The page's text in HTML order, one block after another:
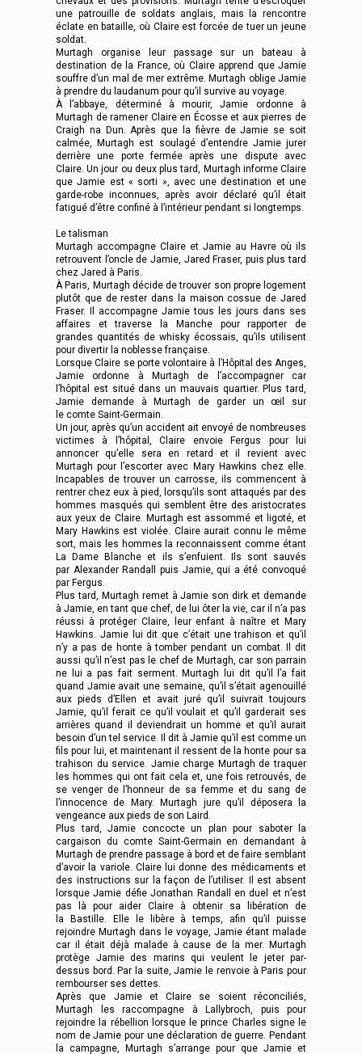
une patrouille de soldats anglais, mais la rencontre
éclate en bataille, où Claire est forcée de tuer un jeune
soldat.
Murtagh organise leur passage sur un bateau à
destination de la France, où Claire apprend que Jamie
souffre d’un mal de mer extrême. Murtagh oblige Jamie
à prendre du laudanum pour qu’il survive au voyage.
À l’abbaye, déterminé à mourir, Jamie ordonne à
Murtagh de ramener Claire en Écosse et aux pierres de
Craigh na Dun. Après que la fièvre de Jamie se soit
calmée, Murtagh est soulagé d’entendre Jamie jurer
derrière une porte fermée après une dispute avec
Claire. Un jour ou deux plus tard, Murtagh informe Claire
que Jamie est « sorti », avec une destination et une
garde-robe inconnues, après avoir déclaré qu’il était
fatigué d’être confiné à l’intérieur pendant si longtemps.
Le talisman
Murtagh accompagne Claire et Jamie au Havre où ils
retrouvent l’oncle de Jamie, Jared Fraser, puis plus tard
chez Jared à Paris.
À Paris, Murtagh décide de trouver son propre logement
plutôt que de rester dans la maison cossue de Jared
Fraser. Il accompagne Jamie tous les jours dans ses
affaires et traverse la Manche pour rapporter de
grandes quantités de whisky écossais, qu’ils utilisent
pour divertir la noblesse française.
Lorsque Claire se porte volontaire à l’Hôpital des Anges,
Jamie ordonne à Murtagh de l’accompagner car
l’hôpital est situé dans un mauvais quartier. Plus tard,
Jamie demande à Murtagh de garder un œil sur
le comte Saint-Germain.
Un jour, après qu’un accident ait envoyé de nombreuses
victimes à l’hôpital, Claire envoie Fergus pour lui
annoncer qu’elle sera en retard et il revient avec
Murtagh pour l’escorter avec Mary Hawkins chez elle.
Incapables de trouver un carrosse, ils commencent à
rentrer chez eux à pied, lorsqu’ils sont attaqués par des
hommes masqués qui semblent être des aristocrates
aux yeux de Claire. Murtagh est assommé et ligoté, et
Mary Hawkins est violée. Claire aurait connu le même
sort, mais les hommes la reconnaissent comme étant
La Dame Blanche et ils s’enfuient. Ils sont sauvés
par Alexander Randall puis Jamie, qui a été convoqué
par Fergus.
Plus tard, Murtagh remet à Jamie son dirk et demande
à Jamie, en tant que chef, de lui ôter la vie, car il n’a pas
réussi à protéger Claire, leur enfant à naître et Mary
Hawkins. Jamie lui dit que c’était une trahison et qu’il
n’y a pas de honte à tomber pendant un combat. Il dit
aussi qu’il n’est pas le chef de Murtagh, car son parrain
ne lui a pas fait serment. Murtagh lui dit qu’il l’a fait
quand Jamie avait une semaine, qu’il s’était agenouillé
aux pieds d’Ellen et avait juré qu’il suivrait toujours
Jamie, qu’il ferait ce qu’il voulait et qu’il garderait ses
arrières quand il deviendrait un homme et qu’il aurait
besoin d’un tel service. Il dit à Jamie qu’il est comme un
fils pour lui, et maintenant il ressent de la honte pour sa
trahison du service. Jamie charge Murtagh de traquer
les hommes qui ont fait cela et, une fois retrouvés, de
se venger de l’honneur de sa femme et du sang de
l’innocence de Mary. Murtagh jure qu’il déposera la
vengeance aux pieds de son Laird.
Plus tard, Jamie concocte un plan pour saboter la
cargaison du comte Saint-Germain en demandant à
Murtagh de prendre passage à bord et de faire semblant
d’avoir la variole. Claire lui donne des médicaments et
des instructions sur la façon de l’utiliser. Il est absent
lorsque Jamie défie Jonathan Randall en duel et n’est
pas là pour aider Claire à obtenir sa libération de
la Bastille. Elle le libère à temps, afin qu’il puisse
rejoindre Murtagh dans le voyage, Jamie étant malade
car il était déjà malade à cause de la mer. Murtagh
protège Jamie des marins qui veulent le jeter par-
dessus bord. Par la suite, Jamie le renvoie à Paris pour
rembourser ses dettes.
Après que Jamie et Claire se soient réconciliés,
Murtagh les raccompagne à Lallybroch, puis pour
rejoindre la rébellion lorsque le prince Charles signe le
nom de Jamie pour une déclaration de guerre. Pendant
la campagne, Murtagh s’arrange pour que Jamie et